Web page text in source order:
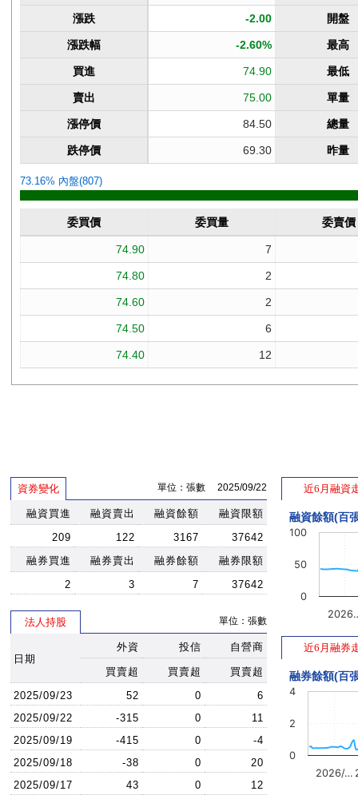
資券變化 單位：張數 2025/09/22
融資買進 融資賣出 融資餘額
融資限額
209
122 3167
37642
融券買進
融券賣出 融券餘額
融券限額
2
3 7 37642
法人持股 單位：張數
日期
外資 投信 自營商
買賣超 買賣超
買賣超
2025/09/23
52 0
6
2025/09/22
-315 0
11
2025/09/19
-415 0
-4
2025/09/18
-38 0
20
2025/09/17
43 0 12
近6月融資
融資餘額(百
0
50
100
近6月融券
融券餘額(百
2026/…
0
2
4